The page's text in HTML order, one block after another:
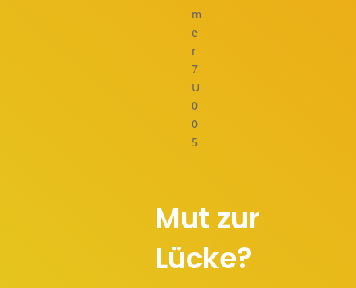
m
e
r
7
U
0
0
5
Mut zur
Lücke?